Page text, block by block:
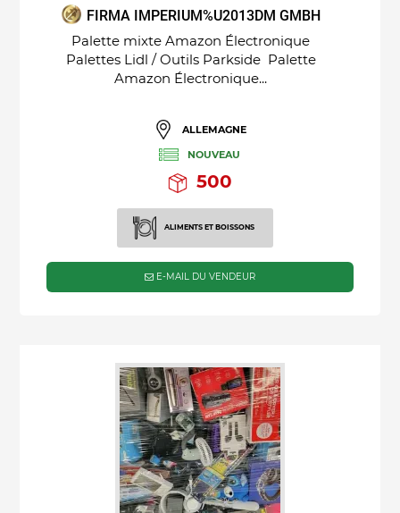
FIRMA IMPERIUM%U2013DM GMBH
Palette mixte Amazon Électronique
Palettes Lidl / Outils Parkside Palette
Amazon Électronique...
ALLEMAGNE
NOUVEAU
500
ALIMENTS ET BOISSONS
E-MAIL DU VENDEUR